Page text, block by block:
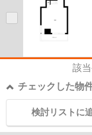
該
チェックした物
検討リストに